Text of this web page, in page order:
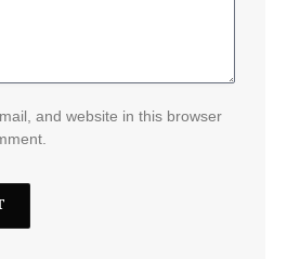
and website in this browser